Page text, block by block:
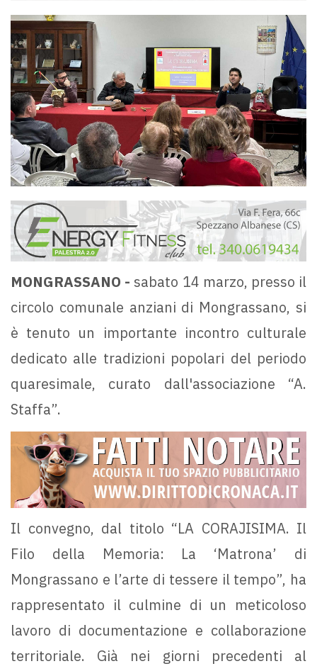
MONGRASSANO - sabato 14 marzo, presso il
circolo comunale anziani di Mongrassano, si
è tenuto un importante incontro culturale
dedicato alle tradizioni popolari del periodo
quaresimale, curato dall'associazione “A.
Staffa”.
Il convegno, dal titolo “LA CORAJISIMA. Il
Filo della Memoria: La ‘Matrona’ di
Mongrassano e l’arte di tessere il tempo”, ha
rappresentato il culmine di un meticoloso
lavoro di documentazione e collaborazione
territoriale. Già nei giorni precedenti al